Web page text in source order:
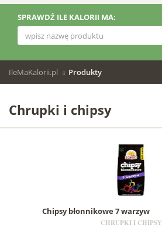
SPRAWDŹ ILE KALORII MA:
IleMaKalorii.pl Produkty
Chrupki i chipsy
Chipsy błonnikowe 7 warzyw
CHRUPKI I CHIPSY